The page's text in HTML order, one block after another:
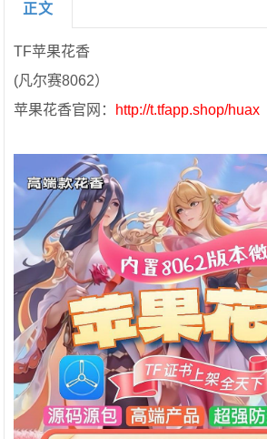
正文
TF苹果花香
(凡尔赛8062）
苹果花香官网： http://t.tfapp.shop/huax